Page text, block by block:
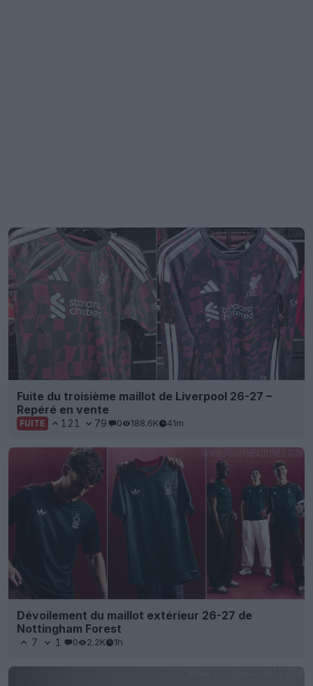
Fuite du troisième maillot de Liverpool 26-27 –
Repéré en vente
FUITE 121 79 0 188.6K 41m
Dévoilement du maillot extérieur 26-27 de
Nottingham Forest
7 1 0 2.2K 1h